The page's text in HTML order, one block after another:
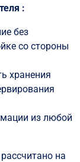
:
без
со стороны
хранения
из любой
на